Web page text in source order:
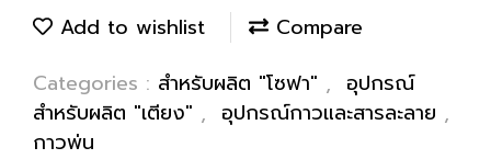
Add to wishlist
Compare
Categories : สำหรับผลิต "โซฟา" , อุปกรณ์
สำหรับผลิต "เตียง" , อุปกรณ์กาวและสารละลาย ,
กาวพ่น